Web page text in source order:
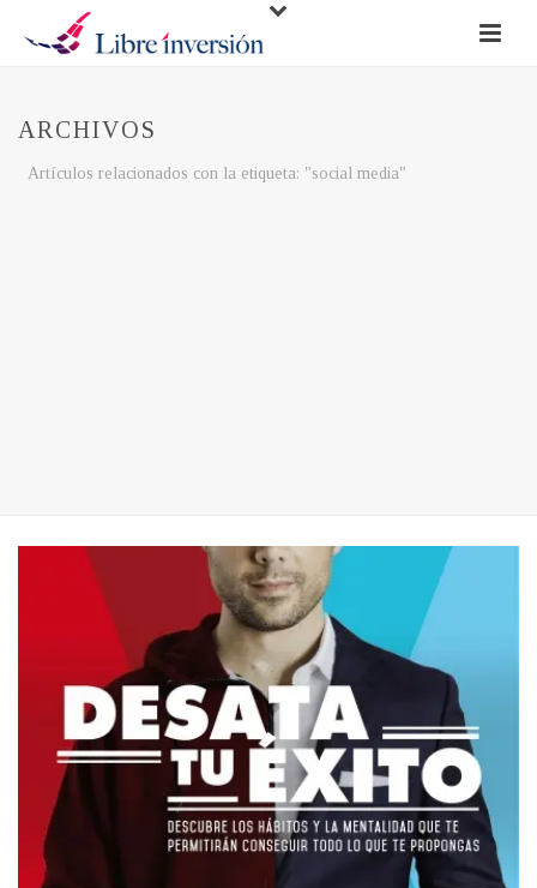
ARCHIVOS
Artículos relacionados con la etiqueta: "social media"